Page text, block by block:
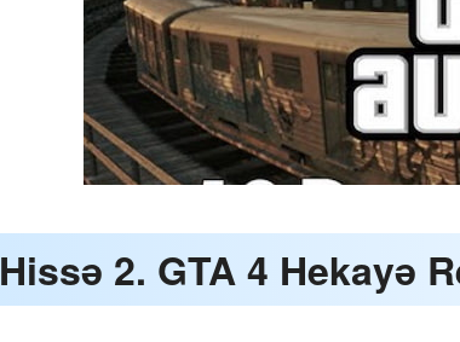
Hissə 2. GTA 4 Hekayə